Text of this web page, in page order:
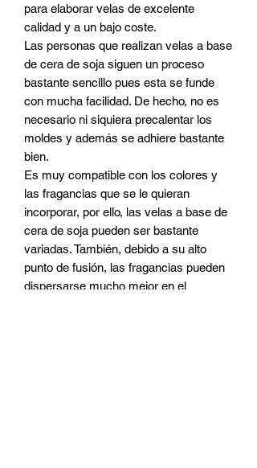
para elaborar velas de excelente
calidad y a un bajo coste.
Las personas que realizan velas a base
de cera de soja siguen un proceso
bastante sencillo pues esta se funde
con mucha facilidad. De hecho, no es
necesario ni siquiera precalentar los
moldes y además se adhiere bastante
bien.
Es muy compatible con los colores y
las fragancias que se le quieran
incorporar, por ello, las velas a base de
cera de soja pueden ser bastante
variadas. También, debido a su alto
punto de fusión, las fragancias pueden
dispersarse mucho mejor en el